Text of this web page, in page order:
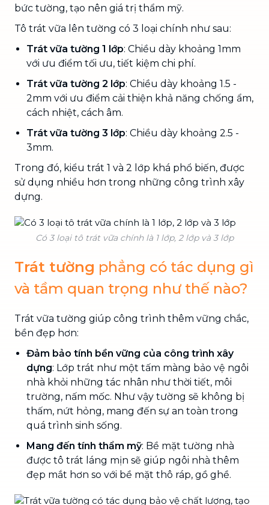
bức tường, tạo nên giá trị thẩm mỹ.
Tô trát vữa lên tường có 3 loại chính như sau:
Trát vữa tường 1 lớp: Chiều dày khoảng 1mm
với ưu điểm tối ưu, tiết kiệm chi phí.
Trát vữa tường 2 lớp: Chiều dày khoảng 1.5 -
2mm với ưu điểm cải thiện khả năng chống ẩm,
cách nhiệt, cách âm.
Trát vữa tường 3 lớp: Chiều dày khoảng 2.5 -
3mm.
Trong đó, kiểu trát 1 và 2 lớp khá phổ biến, được
sử dụng nhiều hơn trong những công trình xây
dựng.
Có 3 loại tô trát vữa chính là 1 lớp, 2 lớp và 3 lớp
Trát tường phẳng có tác dụng gì
và tầm quan trọng như thế nào?
Trát vữa tường giúp công trình thêm vững chắc,
bền đẹp hơn:
Đảm bảo tính bền vững của công trình xây
dựng: Lớp trát như một tấm màng bảo vệ ngôi
nhà khỏi những tác nhân như thời tiết, môi
trường, nấm mốc. Như vậy tường sẽ không bị
thấm, nứt hỏng, mang đến sự an toàn trong
quá trình sinh sống.
Mang đến tính thẩm mỹ: Bề mặt tường nhà
được tô trát láng mịn sẽ giúp ngôi nhà thêm
đẹp mắt hơn so với bề mặt thô ráp, gồ ghề.